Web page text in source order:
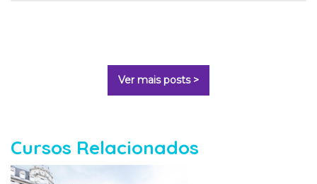
Ver mais posts >
Cursos Relacionados